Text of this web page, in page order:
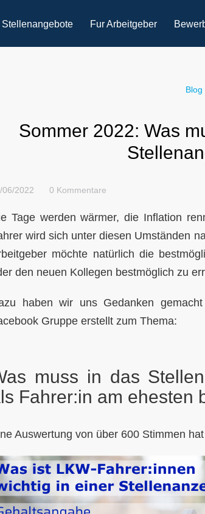
Stellenangebote Fur Arbeitgeber
Blog
Sommer 2022: Was
06/2022 0 Kommentare
Tage werden wärmer, die Inflation
wird sich unter diesen Umständen
möchte natürlich die
den neuen Kollegen bestmöglich zu
haben wir uns Gedanken
Gruppe erstellt zum Thema:
muss in das
Fahrer:in am ehesten
Auswertung von über 600 Stimmen